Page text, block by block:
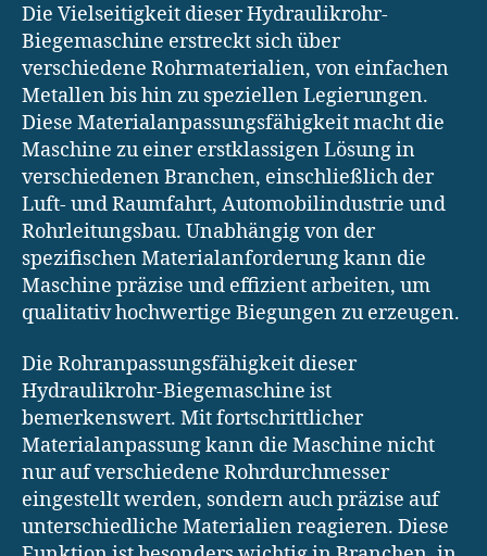
Die Vielseitigkeit dieser Hydraulikrohr-
Biegemaschine erstreckt sich über
verschiedene Rohrmaterialien, von einfachen
Metallen bis hin zu speziellen Legierungen.
Diese Materialanpassungsfähigkeit macht die
Maschine zu einer erstklassigen Lösung in
verschiedenen Branchen, einschließlich der
Luft- und Raumfahrt, Automobilindustrie und
Rohrleitungsbau. Unabhängig von der
spezifischen Materialanforderung kann die
Maschine präzise und effizient arbeiten, um
qualitativ hochwertige Biegungen zu erzeugen.
Die Rohranpassungsfähigkeit dieser
Hydraulikrohr-Biegemaschine ist
bemerkenswert. Mit fortschrittlicher
Materialanpassung kann die Maschine nicht
nur auf verschiedene Rohrdurchmesser
eingestellt werden, sondern auch präzise auf
unterschiedliche Materialien reagieren. Diese